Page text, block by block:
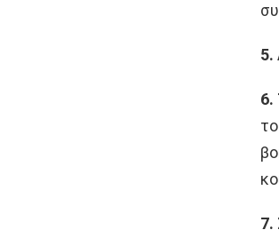
5.
6.
7.